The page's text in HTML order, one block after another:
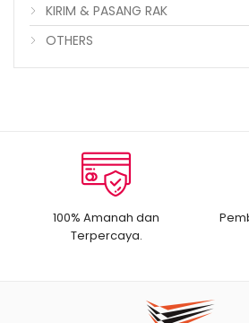
KIRIM & PASANG RAK
OTHERS
100% Amanah dan
Terpercaya.